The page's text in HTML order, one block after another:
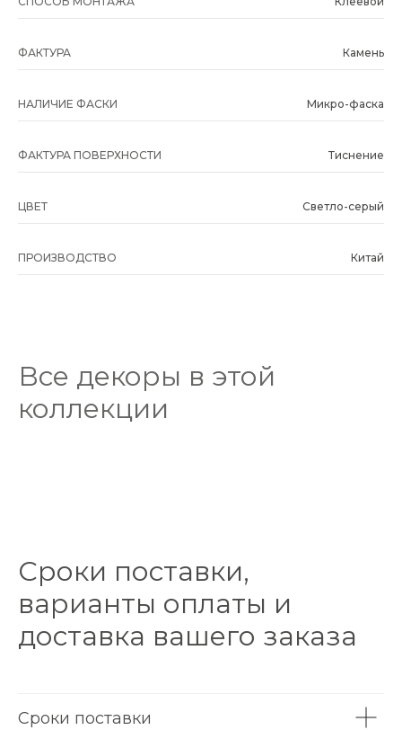
ФАКТУРА Камень
НАЛИЧИЕ ФАСКИ Микро-фаска
ФАКТУРА ПОВЕРХНОСТИ Тиснение
ЦВЕТ Светло-серый
ПРОИЗВОДСТВО Китай
Все декоры в этой
коллекции
Сроки поставки,
варианты оплаты и
доставка вашего заказа
Сроки поставки